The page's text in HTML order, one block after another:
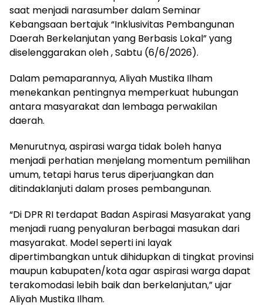
saat menjadi narasumber dalam Seminar
Kebangsaan bertajuk “Inklusivitas Pembangunan
Daerah Berkelanjutan yang Berbasis Lokal” yang
diselenggarakan oleh , Sabtu (6/6/2026).
Dalam pemaparannya, Aliyah Mustika Ilham
menekankan pentingnya memperkuat hubungan
antara masyarakat dan lembaga perwakilan
daerah.
Menurutnya, aspirasi warga tidak boleh hanya
menjadi perhatian menjelang momentum pemilihan
umum, tetapi harus terus diperjuangkan dan
ditindaklanjuti dalam proses pembangunan.
“Di DPR RI terdapat Badan Aspirasi Masyarakat yang
menjadi ruang penyaluran berbagai masukan dari
masyarakat. Model seperti ini layak
dipertimbangkan untuk dihidupkan di tingkat provinsi
maupun kabupaten/kota agar aspirasi warga dapat
terakomodasi lebih baik dan berkelanjutan,” ujar
Aliyah Mustika Ilham.